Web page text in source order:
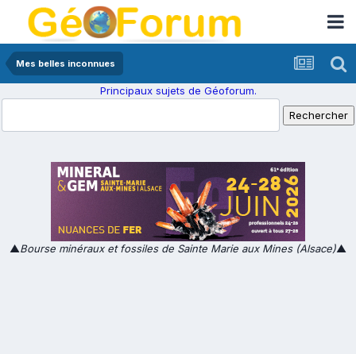
Mes belles inconnues
Principaux sujets de Géoforum.
▲Bourse minéraux et fossiles de Sainte Marie aux Mines (Alsace)▲